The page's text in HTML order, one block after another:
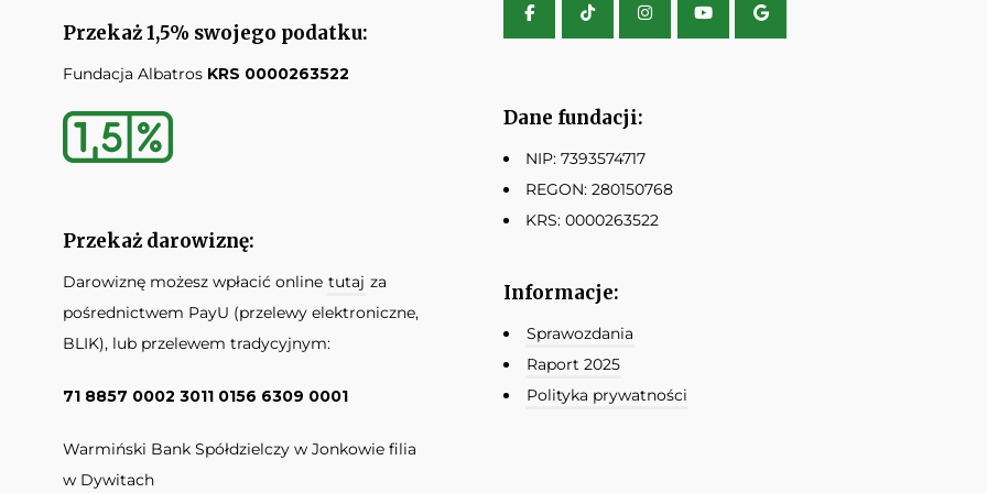
Przekaż 1,5% swojego podatku:
Fundacja Albatros KRS 0000263522
Przekaż darowiznę:
Darowiznę możesz wpłacić online tutaj za
pośrednictwem PayU (przelewy elektroniczne,
BLIK), lub przelewem tradycyjnym:
71 8857 0002 3011 0156 6309 0001
Warmiński Bank Spółdzielczy w Jonkowie filia
w Dywitach
Dane fundacji:
NIP: 7393574717
REGON: 280150768
KRS: 0000263522
Informacje:
Sprawozdania
Raport 2025
Polityka prywatności